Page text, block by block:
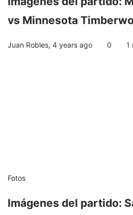
vs Minnesota
Juan Robles, 4 years ago 0 1
Fotos
Imágenes del partido: